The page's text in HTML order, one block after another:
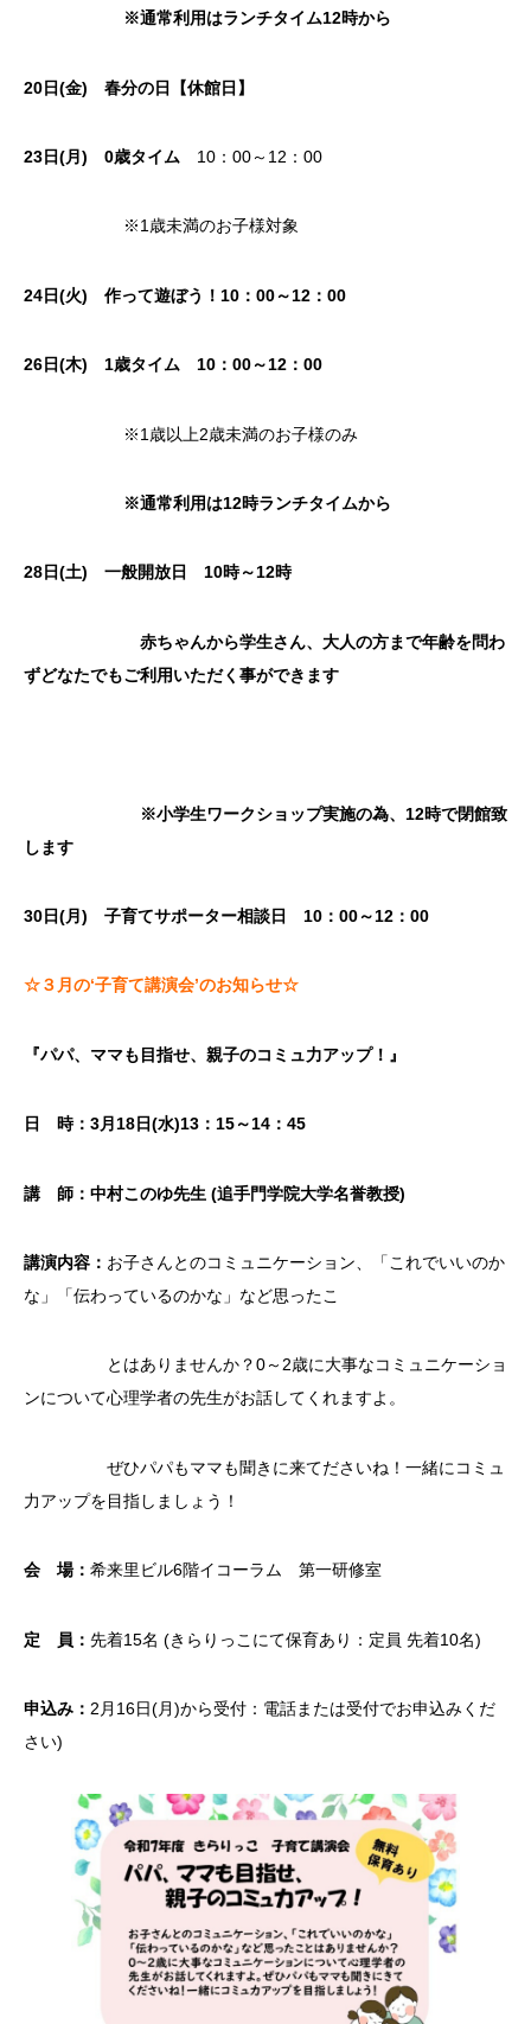
※通常利用はランチタイム12時から
20日(金) 春分の日【休館日】
23日(月) 0歳タイム 10：00～12：00
※1歳未満のお子様対象
24日(火) 作って遊ぼう！10：00～12：00
26日(木) 1歳タイム 10：00～12：00
※1歳以上2歳未満のお子様のみ
※通常利用は12時ランチタイムから
28日(土) 一般開放日 10時～12時
赤ちゃんから学生さん、大人の方まで年齢を問わ
ずどなたでもご利用いただく事ができます
※小学生ワークショップ実施の為、12時で閉館致
します
30日(月) 子育てサポーター相談日 10：00～12：00
☆３月の‘子育て講演会’のお知らせ☆
『パパ、ママも目指せ、親子のコミュ力アップ！ 』
日 時： 3月 18日(水)13 ： 15～14 ： 45
講 師：中村このゆ先生 (追手門学院大学名誉教授)
講演内容： お子さんとのコミュニケーション、「これでいいのか
な」「伝わっているのかな」など思ったこ
とはありませんか？0～2歳に大事なコミュニケーショ
ンについて心理学者の先生がお話してくれますよ。
ぜひパパもママも聞きに来てださいね！一緒にコミュ
力アップを目指しましょう！
会 場： 希来里ビル6階イコーラム 第一研修室
定 員： 先着15名 (きらりっこにて保育あり：定員 先着10名)
申込み： 2月16日(月)から受付：電話または受付でお申込みくだ
さい)